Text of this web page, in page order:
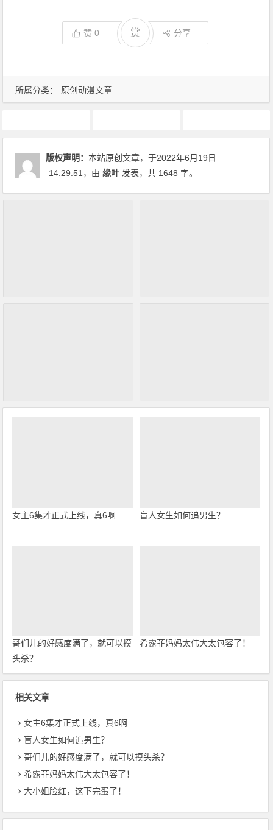
所属分类： 原创动漫文章
赞0 赏 分享
版权声明：本站原创文章，于2022年6月19日
14:29:51 ，由缘叶 发表，共 1648 字。
女主6集才正式上线，真6啊 盲人女生如何追男生？
哥们儿的好感度满了，就可以摸
头杀？
希露菲妈妈太伟大太包容了！
相关文章
女主6集才正式上线，真6啊
盲人女生如何追男生？
哥们儿的好感度满了，就可以摸头杀？
希露菲妈妈太伟大太包容了！
大小姐脸红，这下完蛋了！